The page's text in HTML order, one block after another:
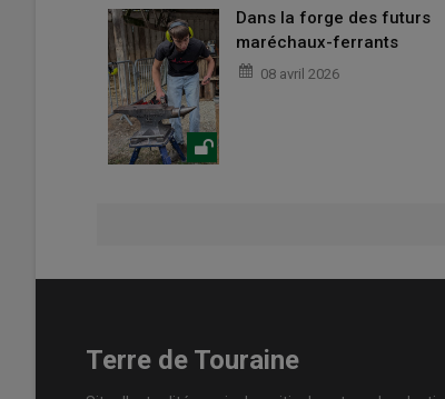
Dans la forge des futurs
maréchaux-ferrants
08 avril 2026
Terre de Touraine